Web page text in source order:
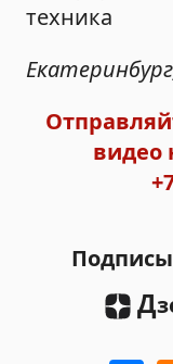
техника
видео
Д